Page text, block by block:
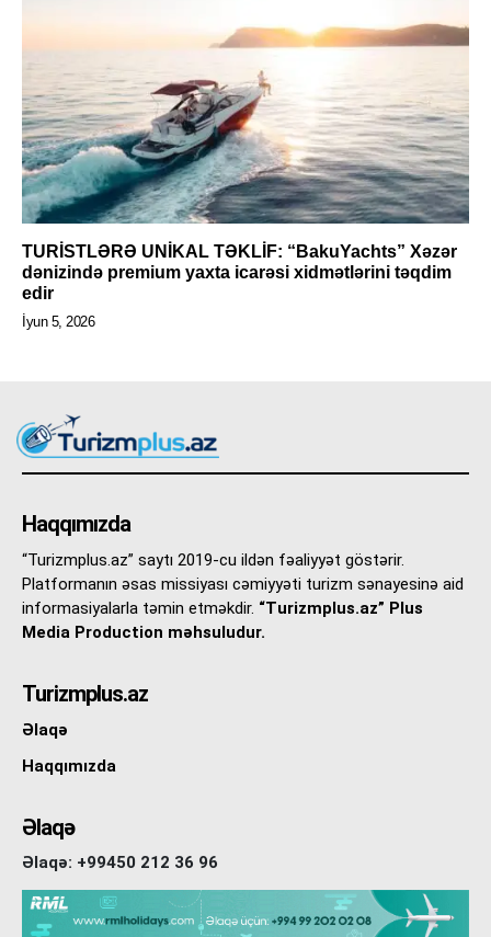
TURİSTLƏRƏ UNİKAL TƏKLİF: “BakuYachts” Xəzər
dənizində premium yaxta icarəsi xidmətlərini təqdim
edir
İyun 5, 2026
Haqqımızda
“Turizmplus.az” saytı 2019-cu ildən fəaliyyət göstərir.
Platformanın əsas missiyası cəmiyyəti turizm sənayesinə aid
informasiyalarla təmin etməkdir. “Turizmplus.az” Plus
Media Production məhsuludur.
Turizmplus.az
Əlaqə
Haqqımızda
Əlaqə
Əlaqə: +99450 212 36 96